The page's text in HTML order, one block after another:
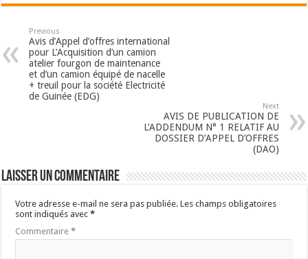
Previous
Avis d’Appel d’offres international
pour L’Acquisition d’un camion
atelier fourgon de maintenance
et d’un camion équipé de nacelle
+ treuil pour la société Electricité
de Guinée (EDG)
Next
AVIS DE PUBLICATION DE
L’ADDENDUM N° 1 RELATIF AU
DOSSIER D’APPEL D’OFFRES
(DAO)
Laisser un commentaire
Votre adresse e-mail ne sera pas publiée. Les champs obligatoires
sont indiqués avec*
Commentaire*